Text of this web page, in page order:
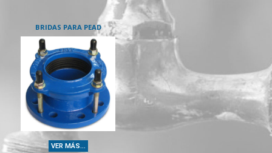
BRIDAS PARA PEAD
VER MÁS...